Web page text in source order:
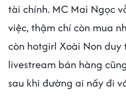
tài chính. MC Mai Ngọc
việc, thậm chí còn mua
còn hotgirl Xoài Non duy
livestream bán hàng
sau khi đường ai nấy đi